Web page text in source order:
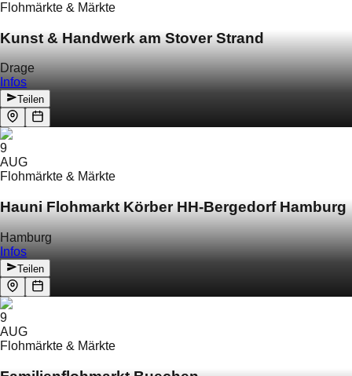
Flohmärkte & Märkte
Kunst & Handwerk am Stover Strand
Drage
Infos
Teilen
9
AUG
Flohmärkte & Märkte
Hauni Flohmarkt Körber HH-Bergedorf Hamburg
Hamburg
Infos
Teilen
9
AUG
Flohmärkte & Märkte